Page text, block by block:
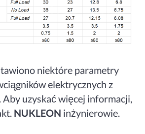
niektóre parametry
elektrycznych z
uzyskać więcej informacji,
NUKLEON inżynierowie.